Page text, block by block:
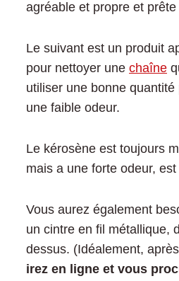
agréable et propre et prête
Le suivant est un produit
pour nettoyer une chaîne
utiliser une bonne
une faible odeur.
Le kérosène est toujours
mais a une forte odeur,
Vous aurez également
un cintre en fil métallique,
dessus. (Idéalement,
irez en ligne et vous